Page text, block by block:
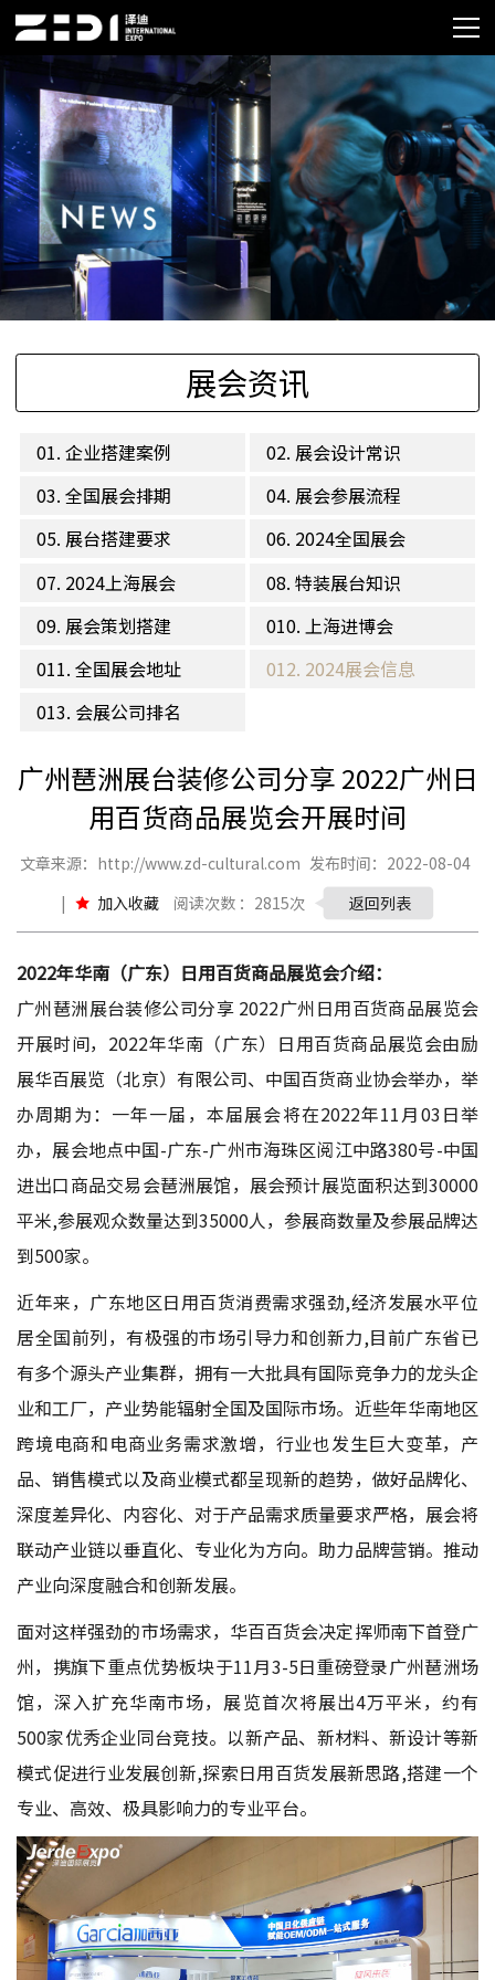
展会资讯
01. 企业搭建案例
02. 展会设计常识
03. 全国展会排期
04. 展会参展流程
05. 展台搭建要求
06. 2024全国展会
07. 2024上海展会
08. 特装展台知识
09. 展会策划搭建
010. 上海进博会
011. 全国展会地址
012. 2024展会信息
013. 会展公司排名
广州琶洲展台装修公司​分享 2022广州日
用百货商品展览会开展时间
文章来源：http://www.zd-cultural.com 发布时间：2022-08-04
|
加入收藏 阅读次数 ：2815次 返回列表
2022年华南（广东）日用百货商品展览会介绍：
广州琶洲展台装修公司分享 2022广州日用百货商品展览会
开展时间，2022年华南（广东）日用百货商品展览会由励
展华百展览（北京）有限公司、中国百货商业协会举办，举
办周期为：一年一届，本届展会将在2022年11月03日举
办，展会地点中国-广东-广州市海珠区阅江中路380号-中国
进出口商品交易会琶洲展馆，展会预计展览面积达到30000
平米,参展观众数量达到35000人，参展商数量及参展品牌达
到500家。
近年来，广东地区日用百货消费需求强劲,经济发展水平位
居全国前列，有极强的市场引导力和创新力,目前广东省已
有多个源头产业集群，拥有一大批具有国际竞争力的龙头企
业和工厂，产业势能辐射全国及国际市场。近些年华南地区
跨境电商和电商业务需求激增，行业也发生巨大变革，产
品、销售模式以及商业模式都呈现新的趋势，做好品牌化、
深度差异化、内容化、对于产品需求质量要求严格，展会将
联动产业链以垂直化、专业化为方向。助力品牌营销。推动
产业向深度融合和创新发展。
面对这样强劲的市场需求，华百百货会决定挥师南下首登广
州，携旗下重点优势板块于11月3-5日重磅登录广州琶洲场
馆，深入扩充华南市场，展览首次将展出4万平米，约有
500家优秀企业同台竞技。以新产品、新材料、新设计等新
模式促进行业发展创新,探索日用百货发展新思路,搭建一个
专业、高效、极具影响力的专业平台。